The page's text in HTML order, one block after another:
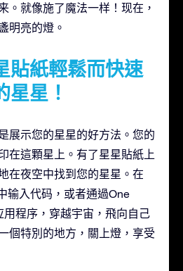
。就像施了魔法一样！现在，
明亮的燈。
貼紙輕鬆而快速
星星！
展示您的星星的好方法。您的
在這顆星上。有了星星貼紙上
在夜空中找到您的星星。在
输入代码，或者通過One
程序，穿越宇宙，飛向自己
個特別的地方，關上燈，享受